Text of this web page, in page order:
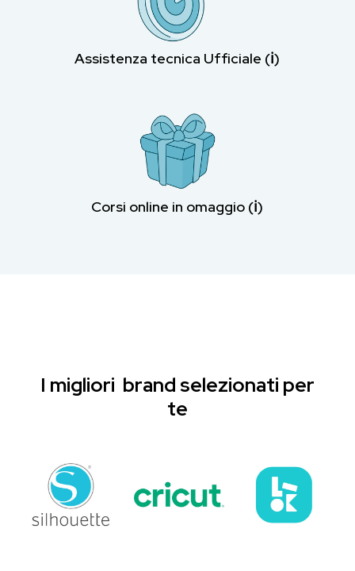
Assistenza tecnica Ufficiale (ℹ︎)
Corsi online in omaggio (ℹ︎)
I migliori brand selezionati per
te